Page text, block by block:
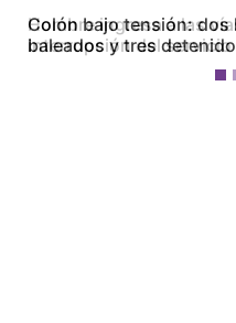
Colón bajo tensión:
baleados y tres